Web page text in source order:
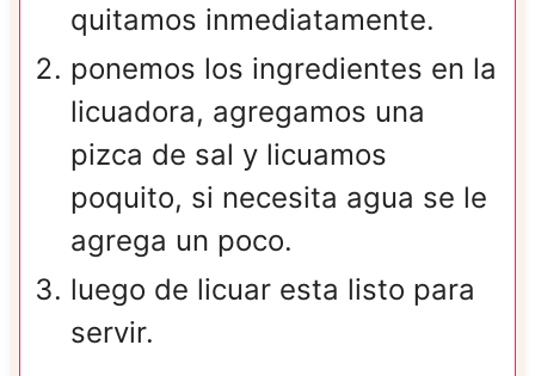
quitamos inmediatamente.
ponemos los ingredientes en la
licuadora, agregamos una
pizca de sal y licuamos
poquito, si necesita agua se le
agrega un poco.
luego de licuar esta listo para
servir.